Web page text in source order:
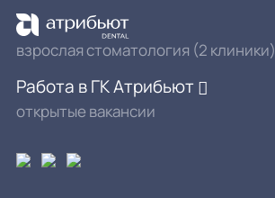
взрослая стоматология (2 клиники)
Работа в ГК Атрибьют
открытые вакансии